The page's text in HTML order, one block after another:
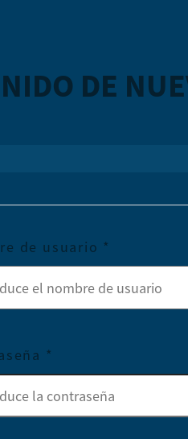
DE
de usuario *
*